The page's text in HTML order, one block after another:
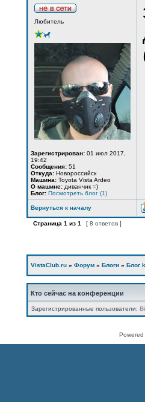
Любитель
Зарегистрирован: 01 июл 2017,
19:42
Сообщения: 51
Откуда: Новороссийск
Машина: Toyota Vista Ardeo
О машине: диванчик =)
Блог: Посмотреть блог (1)
Вернуться к началу
Страница 1 из 1 [ 8 ответов ]
VistaClub.ru » Форум » Блоги » Блог
Кто сейчас на конференции
Зарегистрированные пользователи: